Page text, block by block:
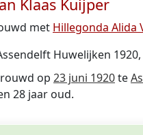
Klaas Kuijper
met Hillegonda Alida
Huwelijken
op 23 juni 1920te
28 jaar oud.